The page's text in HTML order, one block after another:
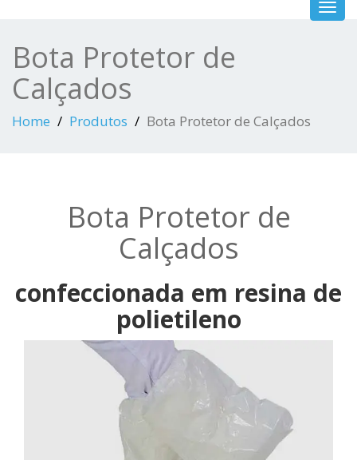
Bota Protetor de
Calçados
Home Produtos Bota Protetor de Calçados
Bota Protetor de
Calçados
confeccionada em resina de
polietileno